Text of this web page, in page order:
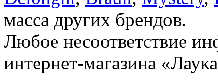
масса других брендов.
Любое несоответствие
интернет-магазина